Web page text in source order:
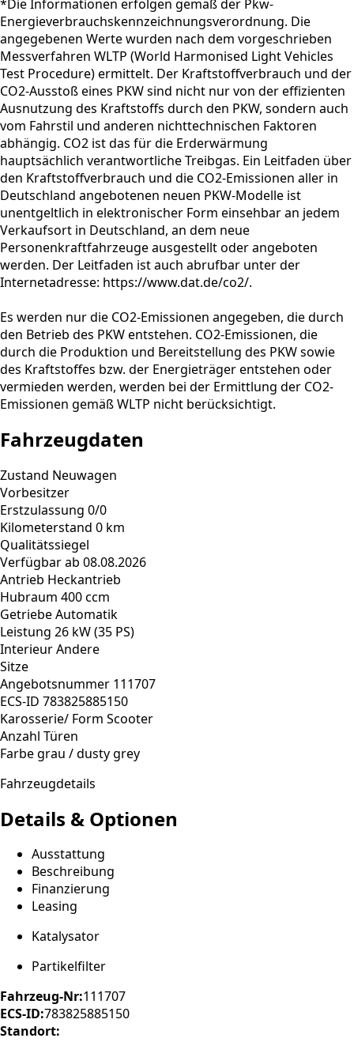
*Die Informationen erfolgen gemäß der Pkw-
Energieverbrauchskennzeichnungsverordnung. Die
angegebenen Werte wurden nach dem vorgeschrieben
Messverfahren WLTP (World Harmonised Light Vehicles
Test Procedure) ermittelt. Der Kraftstoffverbrauch und der
CO2-Ausstoß eines PKW sind nicht nur von der effizienten
Ausnutzung des Kraftstoffs durch den PKW, sondern auch
vom Fahrstil und anderen nichttechnischen Faktoren
abhängig. CO2 ist das für die Erderwärmung
hauptsächlich verantwortliche Treibgas. Ein Leitfaden über
den Kraftstoffverbrauch und die CO2-Emissionen aller in
Deutschland angebotenen neuen PKW-Modelle ist
unentgeltlich in elektronischer Form einsehbar an jedem
Verkaufsort in Deutschland, an dem neue
Personenkraftfahrzeuge ausgestellt oder angeboten
werden. Der Leitfaden ist auch abrufbar unter der
Internetadresse: https://www.dat.de/co2/.
Es werden nur die CO2-Emissionen angegeben, die durch
den Betrieb des PKW entstehen. CO2-Emissionen, die
durch die Produktion und Bereitstellung des PKW sowie
des Kraftstoffes bzw. der Energieträger entstehen oder
vermieden werden, werden bei der Ermittlung der CO2-
Emissionen gemäß WLTP nicht berücksichtigt.
Fahrzeugdaten
Zustand Neuwagen
Vorbesitzer
Erstzulassung 0/0
Kilometerstand 0 km
Qualitätssiegel
Verfügbar ab 08.08.2026
Antrieb Heckantrieb
Hubraum 400 ccm
GetriebeAutomatik
Leistung 26 kW (35 PS)
InterieurAndere
Sitze
Angebotsnummer 111707
ECS-ID 783825885150
Karosserie/ Form Scooter
Anzahl Türen
Farbegrau / dusty grey
Fahrzeugdetails
Details & Optionen
Ausstattung
Beschreibung
Finanzierung
Leasing
Katalysator
Partikelfilter
Fahrzeug-Nr:111707
ECS-ID:783825885150
Standort: